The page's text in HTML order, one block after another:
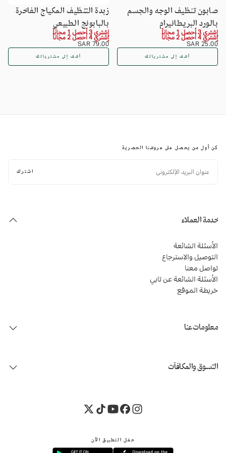
صابون تنظيف الوجه والجسم
بالورد البريطانيرام
إشتري 3 أحصل 1 مجاناً
إشتري 4 أحصل 2 مجاناً
25.00
SAR
السعر
العادي
25.00 SAR
أضف إلى مشترياتك
زبدة التنظيف المكياج الفاخرة
بالبابونج الطبيعي
إشتري 3 أحصل 1 مجاناً
إشتري 4 أحصل 2 مجاناً
79.00
SAR
السعر
العادي
79.00 SAR
أضف إلى مشترياتك
كن أول من يحصل على عروضنا الحصرية
الإلكتروني
اشترك
خدمة العملاء
الأسئلة الشائعة
التوصيل والاسترجاع
تواصل معنا
الأسئلة الشائعة عن تابي
خريطة الموقع
معلومات عنا
التسوق والمكافآت
حمّل التطبيق الآن